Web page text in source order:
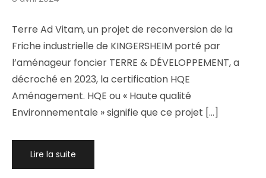
Terre Ad Vitam, un projet de reconversion de la
Friche industrielle de KINGERSHEIM porté par
l’aménageur foncier TERRE & DÉVELOPPEMENT, a
décroché en 2023, la certification HQE
Aménagement. HQE ou « Haute qualité
Environnementale » signifie que ce projet […]
Lire la suite